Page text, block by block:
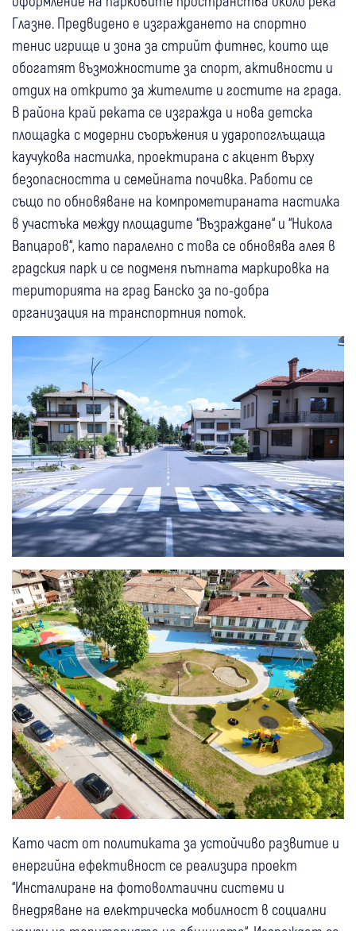
Глазне. Предвидено е изграждането на спортно
тенис игрище и зона за стрийт фитнес, които ще
обогатят възможностите за спорт, активности и
отдих на открито за жителите и гостите на града.
В района край реката се изгражда и нова детска
площадка с модерни съоръжения и ударопоглъщаща
каучукова настилка, проектирана с акцент върху
безопасността и семейната почивка. Работи се
също по обновяване на компрометираната настилка
в участъка между площадите “Възраждане“ и “Никола
Вапцаров“, като паралелно с това се обновява алея в
градския парк и се подменя пътната маркировка на
територията на град Банско за по-добра
организация на транспортния поток.
Като част от политиката за устойчиво развитие и
енергийна ефективност се реализира проект
“Инсталиране на фотоволтаични системи и
внедряване на електрическа мобилност в социални